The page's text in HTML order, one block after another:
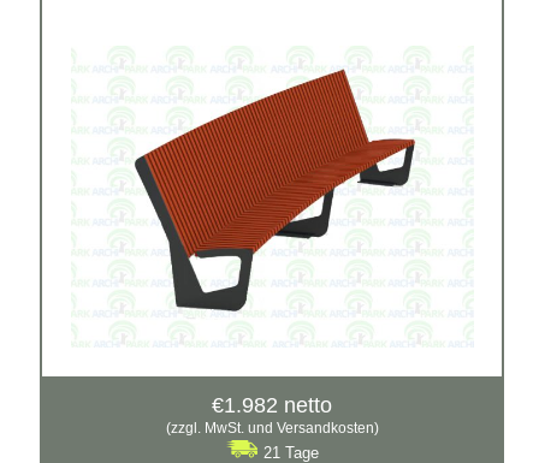
Siehe mehr
€1.982 netto
(zzgl. MwSt. und Versandkosten)
21 Tage